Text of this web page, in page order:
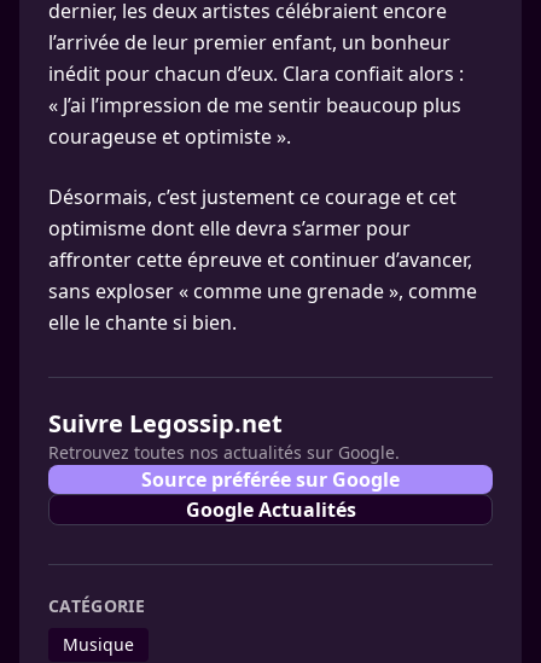
dernier, les deux artistes célébraient encore
l’arrivée de leur premier enfant, un bonheur
inédit pour chacun d’eux. Clara confiait alors :
« J’ai l’impression de me sentir beaucoup plus
courageuse et optimiste ».
Désormais, c’est justement ce courage et cet
optimisme dont elle devra s’armer pour
affronter cette épreuve et continuer d’avancer,
sans exploser « comme une grenade », comme
elle le chante si bien.
Suivre Legossip.net
Retrouvez toutes nos actualités sur Google.
Source préférée sur Google
Google Actualités
CATÉGORIE
Musique